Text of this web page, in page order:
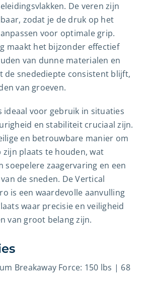
De veren zijn
zodat je de druk op het
voor optimale grip.
maakt het bijzonder effectief
van dunne materialen en
de snedediepte consistent blijft,
van groeven.
ideaal voor gebruik in situaties
en stabiliteit cruciaal zijn.
en betrouwbare manier om
zijn plaats te houden, wat
soepelere zaagervaring en een
de sneden. De Vertical
is een waardevolle aanvulling
waar precisie en veiligheid
van groot belang zijn.
Breakaway Force: 150 lbs | 68